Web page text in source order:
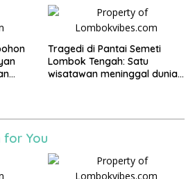
Tragedi di Pantai Semeti
Lombok Tengah: Satu
wisatawan meninggal dunia
for You